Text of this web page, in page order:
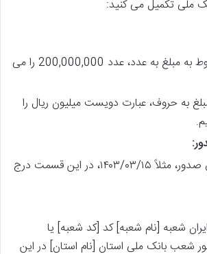
ملی تکمیل می کنید:
در کادر مربوط به مبلغ به عدد، عدد 200,000,000 را می
به حروف، عبارت دویست میلیون ریال را
تاریخ دقیق صدور، مثلاً ۱۴۰۳/۰۳/۱۵، در این قسمت درج
شعبه [نام شعبه] کد [کد شعبه] یا
شعب بانک ملی استان [نام استان] در این